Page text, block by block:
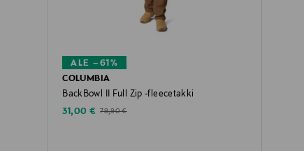
ALE –61%
COLUMBIA
BackBowl II Full Zip -fleecetakki
Discounted Price
31,00 € Original Price
79,90 €